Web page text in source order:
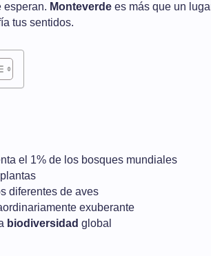
esperan. Monteverde es más que un
tus sentidos.
el 1% de los bosques mundiales
diferentes de aves
exuberante
biodiversidad global